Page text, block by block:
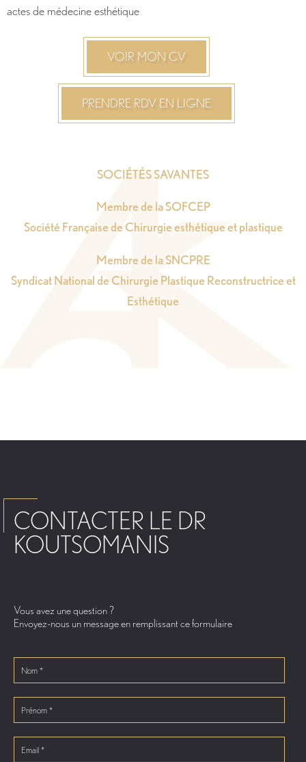
actes de médecine esthétique
VOIR MON CV
PRENDRE RDV EN LIGNE
SOCIÉTÉS SAVANTES
Membre de la SOFCEP
Société Française de Chirurgie esthétique et plastique
Membre de la SNCPRE
Syndicat National de Chirurgie Plastique Reconstructrice et
Esthétique
CONTACTER LE DR
KOUTSOMANIS
Vous avez une question ?
Envoyez-nous un message en remplissant ce formulaire